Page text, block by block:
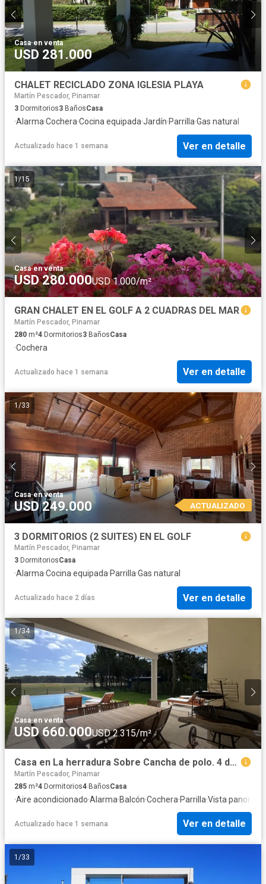
Casa·en venta
USD 281.000
CHALET RECICLADO ZONA IGLESIA PLAYA
Martín Pescador, Pinamar
3 Dormitorios3 BañosCasa
·Alarma·Cochera·Cocina equipada·Jardín·Parrilla·Gas natural
Actualizado hace 1 semana Ver en detalle
1/15
Casa·en venta
USD 280.000USD 1.000/m²
GRAN CHALET EN EL GOLF A 2 CUADRAS DEL MAR
Martín Pescador, Pinamar
280 m²4 Dormitorios3 BañosCasa
·Cochera
Actualizado hace 1 semana Ver en detalle
1 /33
Casa·en venta
USD 249.000 ACTUALIZADO
3 DORMITORIOS (2 SUITES) EN EL GOLF
Martín Pescador, Pinamar
3 DormitoriosCasa
·Alarma·Cocina equipada·Parrilla·Gas natural
Actualizado hace 2 días Ver en detalle
1/34
Casa·en venta
USD 660.000USD 2.315/m²
Casa en La herradura Sobre Cancha de polo. 4 dormitorios. Piscina.GN.
Martín Pescador, Pinamar
285 m²4 Dormitorios4 BañosCasa
·Aire acondicionado·Alarma·Balcón·Cochera·Parrilla·Vista
Actualizado hace 1 semana Ver en detalle
1 /33